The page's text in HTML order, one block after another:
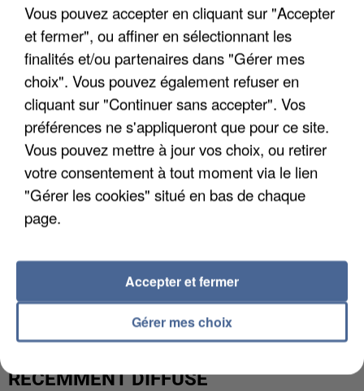
GABRIEL ATTAL ET RAPHAËL GLUCKSMANN
VISÉS PAR DES INGÉRENCES...
RÉCEMMENT DIFFUSÉ
Vous pouvez accepter en cliquant sur "Accepter
et fermer", ou affiner en sélectionnant les
finalités et/ou partenaires dans "Gérer mes
choix". Vous pouvez également refuser en
cliquant sur "Continuer sans accepter". Vos
préférences ne s'appliqueront que pour ce site.
Vous pouvez mettre à jour vos choix, ou retirer
votre consentement à tout moment via le lien
"Gérer les cookies" situé en bas de chaque
page.
Gérer mes choix
Accepter et fermer